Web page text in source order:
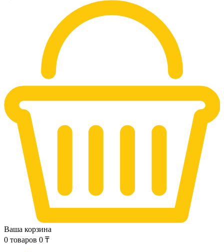
Ваша корзина
0 товаров 0 ₸